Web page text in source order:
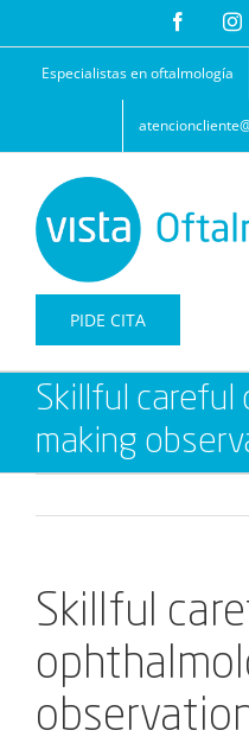
contenido
Facebook
Especialistas en oftalmología
PIDE CITA
Skillful careful
making
Skillful